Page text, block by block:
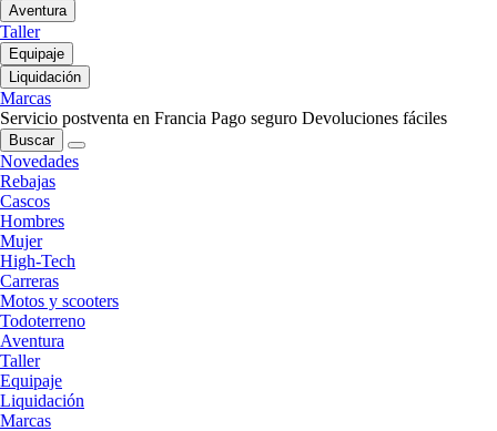
Aventura
Taller
Equipaje
Liquidación
Marcas
Servicio postventa en Francia Pago seguro Devoluciones fáciles
Buscar
Novedades
Rebajas
Cascos
Hombres
Mujer
High-Tech
Carreras
Motos y scooters
Todoterreno
Aventura
Taller
Equipaje
Liquidación
Marcas